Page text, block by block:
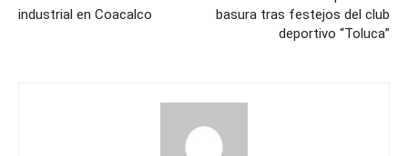
industrial en Coacalco
basura tras festejos del club
deportivo “Toluca”